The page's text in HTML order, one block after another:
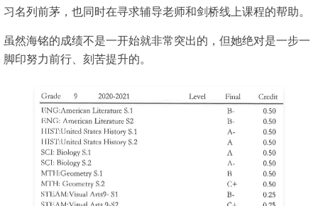
习名列前茅，也同时在寻求辅导老师和剑桥线上课程的帮助。
虽然海铭的成绩不是一开始就非常突出的，但她绝对是一步一
脚印努力前行、刻苦提升的。